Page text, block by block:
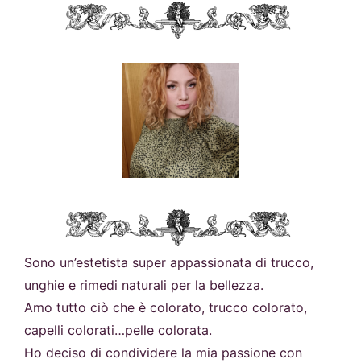
Sono un’estetista super appassionata di trucco,
unghie e rimedi naturali per la bellezza.
Amo tutto ciò che è colorato, trucco colorato,
capelli colorati…pelle colorata.
Ho deciso di condividere la mia passione con